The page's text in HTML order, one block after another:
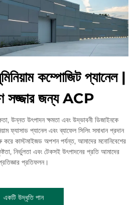
কম্পোজিট প্যানেল |
সজ্জার জন্য ACP
উন্নত উৎপাদন ক্ষমতা এবং উদ্ভাবনী ডিজাইনকে
ফ্যাসাড প্যানেল এবং ব্যাফেল সিলিং সমাধান প্রদান
করে কাস্টমাইজড অপশন পর্যন্ত, আমাদের মনোনিবেশের
নির্ভুলতা এবং টেকসই উৎপাদনের প্রতি আমাদের
প্রতিফলন।
একটি উদ্ধৃতি পান